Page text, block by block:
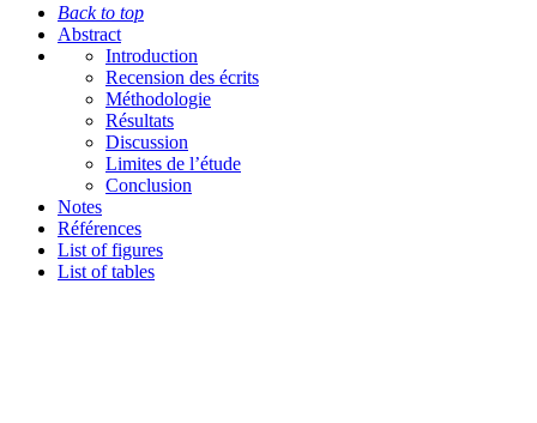
Back to top
Abstract
Introduction
Recension des écrits
Méthodologie
Résultats
Discussion
Limites de l’étude
Conclusion
Notes
Références
List of figures
List of tables